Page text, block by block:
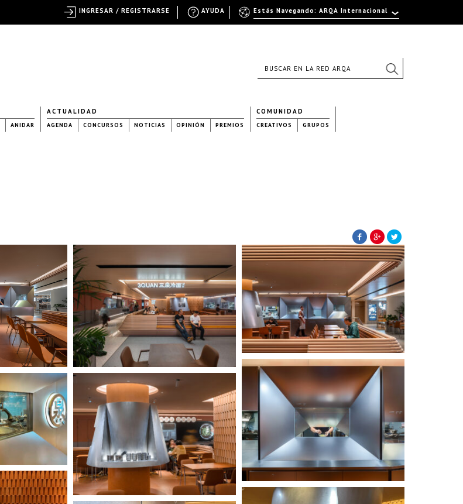
ANIDAR
ACTUALIDAD
AGENDA CONCURSOS NOTICIAS OPINIÓN PREMIOS
COMUNIDAD
CREATIVOS GRUPOS
Estás Navegando: ARQA Internacional
AYUDA
INGRESAR / REGISTRARSE